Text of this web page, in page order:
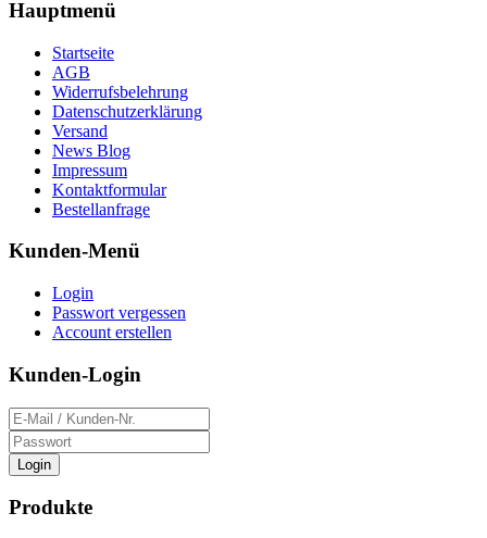
Hauptmenü
Startseite
AGB
Widerrufsbelehrung
Datenschutzerklärung
Versand
News Blog
Impressum
Kontaktformular
Bestellanfrage
Kunden-Menü
Login
Passwort vergessen
Account erstellen
Kunden-Login
Login
Produkte